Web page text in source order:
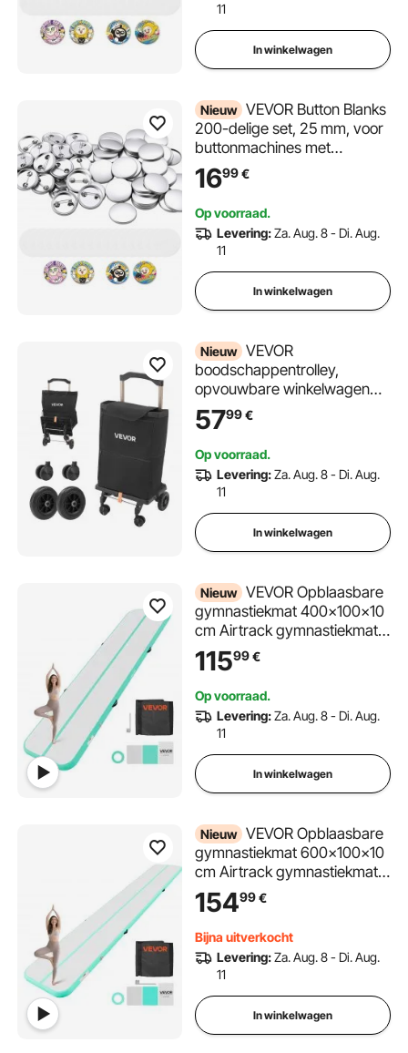
11
In winkelwagen
Nieuw VEVOR Button Blanks
200-delige set, 25 mm, voor
buttonmachines met
veiligheidsspelden,
transparante Mylar-folie en
ronde blanco vellen voor
doe-het-zelfprojecten thuis,
schoolevenementen en
1699€
Op voorraad.
Levering:Za. Aug. 8 - Di. Aug.
11
In winkelwagen
Nieuw VEVOR
boodschappentrolley,
opvouwbare winkelwagen
met een draagvermogen van
75 kg, zwart, inhoud van 40
liter, met koelvak,
telescopische handgreep + 4
wielen, afneembare tas, 2-in-
boodschappen doen,
kamperen en huishoudelijk
5799€
Op voorraad.
Levering:Za. Aug. 8 - Di. Aug.
11
In winkelwagen
Nieuw VEVOR Opblaasbare
gymnastiekmat 400x100x10
cm Airtrack gymnastiekmat
voor training,
wedstrijdsporten en yoga,
met antislipoppervlak, 600W
elektrische luchtpomp,
reparatiepatch, mondstukken
11599€
Op voorraad.
Levering:Za. Aug. 8 - Di. Aug.
11
In winkelwagen
Nieuw VEVOR Opblaasbare
gymnastiekmat 600x100x10
cm Airtrack gymnastiekmat
voor training,
wedstrijdsporten en yoga,
met antislipoppervlak, 600W
elektrische luchtpomp,
reparatiepatch, mondstukken
15499€
Bijna uitverkocht
Levering:Za. Aug. 8 - Di. Aug.
11
In winkelwagen